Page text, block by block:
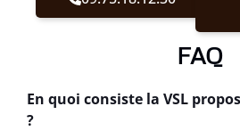
FAQ
En quoi consiste la VSL
?